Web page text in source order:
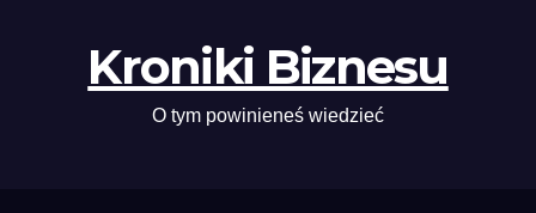
Kroniki Biznesu
O tym powinieneś wiedzieć